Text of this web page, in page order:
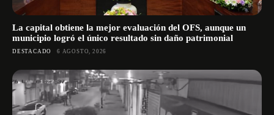
La capital obtiene la mejor evaluación del OFS, aunque un
municipio logró el único resultado sin daño patrimonial
DESTACADO 6 AGOSTO, 2026